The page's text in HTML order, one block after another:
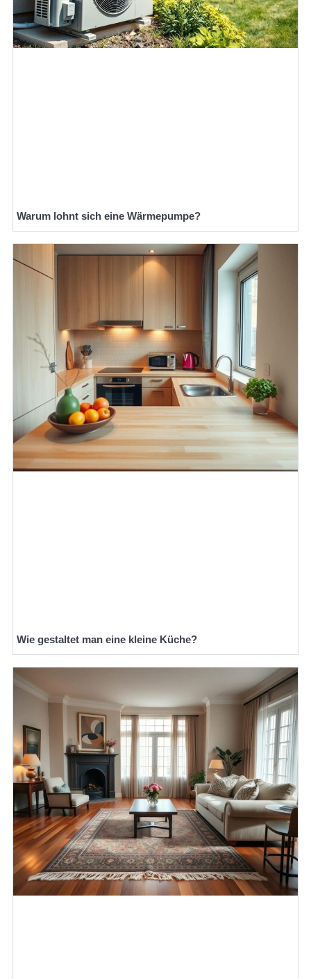
Warum lohnt sich eine Wärmepumpe?
Wie gestaltet man eine kleine Küche?